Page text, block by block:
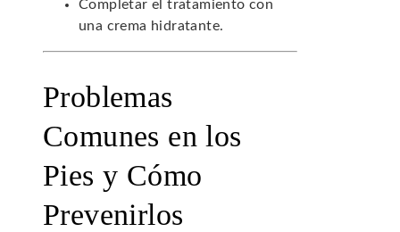
Completar el tratamiento con
una crema hidratante.
Problemas
Comunes en los
Pies y Cómo
Prevenirlos